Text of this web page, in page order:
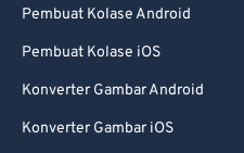
Pembuat Kolase Android
Pembuat Kolase iOS
Konverter Gambar Android
Konverter Gambar iOS